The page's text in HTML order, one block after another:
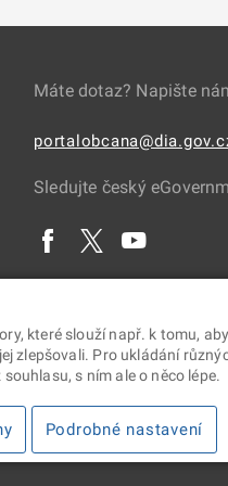
Máte dotaz? Napište
Sledujte český
jsou poskytovány v souladu
které slouží např. k tomu,
zlepšovali. Pro ukládání
s ním ale o něco lépe.
Podrobné nastavení